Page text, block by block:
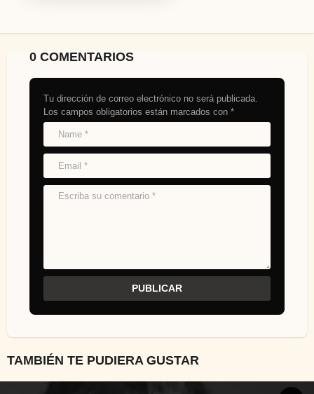
0 COMENTARIOS
Tu dirección de correo electrónico no será publicada.
Los campos obligatorios están marcados con *
TAMBIÉN TE PUDIERA GUSTAR